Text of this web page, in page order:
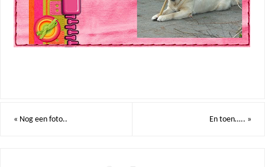
« Nog een foto.. En toen….. »